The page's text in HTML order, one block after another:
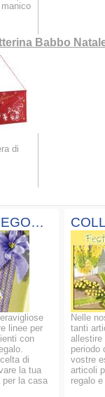
Babbo
di
MACRO CATEGORIE
linee per
con
di
la tua
la casa
Nelle
tanti
allestire
periodo
vostre
articoli
regalo